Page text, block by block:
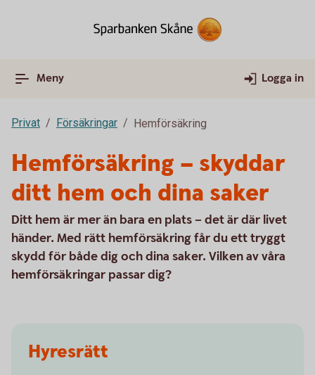
Meny Logga in
Privat Försäkringar Hemförsäkring
Hemförsäkring – skyddar
ditt hem och dina saker
Ditt hem är mer än bara en plats – det är där livet
händer. Med rätt hemförsäkring får du ett tryggt
skydd för både dig och dina saker. Vilken av våra
hemförsäkringar passar dig?
Hyresrätt